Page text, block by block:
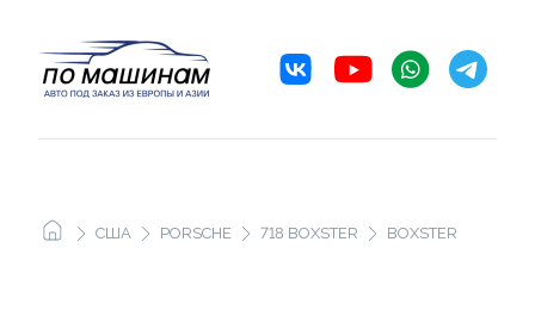
США PORSCHE 718 BOXSTER BOXSTER